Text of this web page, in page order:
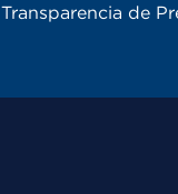
Transparencia de